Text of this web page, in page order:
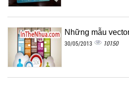
Những mẫu
30/05/2013 10150